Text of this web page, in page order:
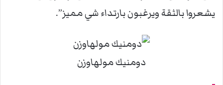
يشعروا بالثقة ويرغبون بارتداء شي مميز”.
دومنيك مولهاوزن